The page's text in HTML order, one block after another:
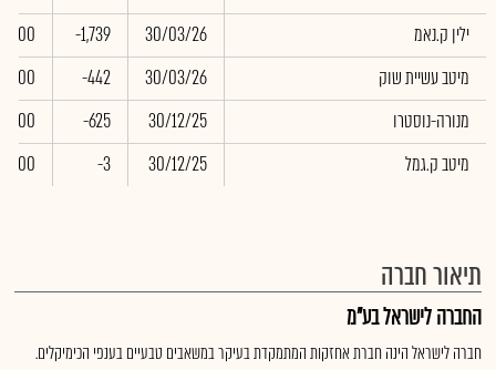
ילין ק.נאמ
30/03/26
-1,739
0.00
מיטב עשיית שוק
30/03/26
-442
0.00
מנורה-נוסטרו
30/12/25
-625
0.00
מיטב ק.גמל
30/12/25
-3
0.00
תיאור חברה
החברה לישראל בע"מ
חברה לישראל הינה חברת אחזקות המתמקדת בעיקר במשאבים טבעיים בענפי הכימיקלים.